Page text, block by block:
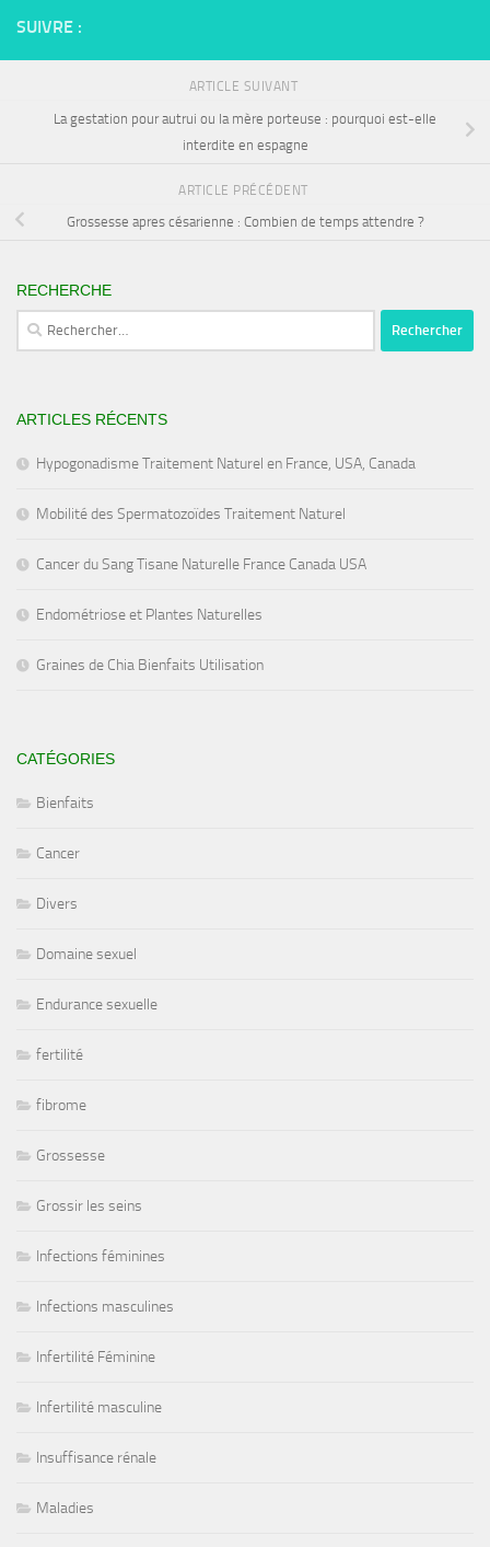
SUIVRE :
ARTICLE SUIVANT
La gestation pour autrui ou la mère porteuse : pourquoi est-elle
interdite en espagne
ARTICLE PRÉCÉDENT
Grossesse apres césarienne : Combien de temps attendre ?
RECHERCHE
Rechercher :
ARTICLES RÉCENTS
Hypogonadisme Traitement Naturel en France, USA, Canada
Mobilité des Spermatozoïdes Traitement Naturel
Cancer du Sang Tisane Naturelle France Canada USA
Endométriose et Plantes Naturelles
Graines de Chia Bienfaits Utilisation
CATÉGORIES
Bienfaits
Cancer
Divers
Domaine sexuel
Endurance sexuelle
fertilité
fibrome
Grossesse
Grossir les seins
Infections féminines
Infections masculines
Infertilité Féminine
Infertilité masculine
Insuffisance rénale
Maladies